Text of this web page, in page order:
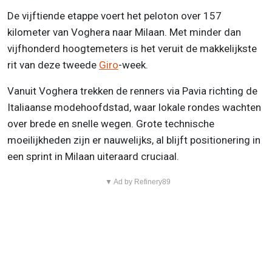
De vijftiende etappe voert het peloton over 157
kilometer van Voghera naar Milaan. Met minder dan
vijfhonderd hoogtemeters is het veruit de makkelijkste
rit van deze tweede Giro-week.
Vanuit Voghera trekken de renners via Pavia richting de
Italiaanse modehoofdstad, waar lokale rondes wachten
over brede en snelle wegen. Grote technische
moeilijkheden zijn er nauwelijks, al blijft positionering in
een sprint in Milaan uiteraard cruciaal.
▼ Ad by Refinery89